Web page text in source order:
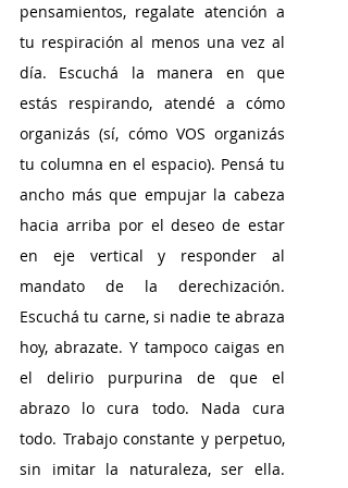
pensamientos, regalate atención a
tu respiración al menos una vez al
día. Escuchá la manera en que
estás respirando, atendé a cómo
organizás (sí, cómo VOS organizás
tu columna en el espacio). Pensá tu
ancho más que empujar la cabeza
hacia arriba por el deseo de estar
en eje vertical y responder al
mandato de la derechización.
Escuchá tu carne, si nadie te abraza
hoy, abrazate. Y tampoco caigas en
el delirio purpurina de que el
abrazo lo cura todo. Nada cura
todo. Trabajo constante y perpetuo,
sin imitar la naturaleza, ser ella.